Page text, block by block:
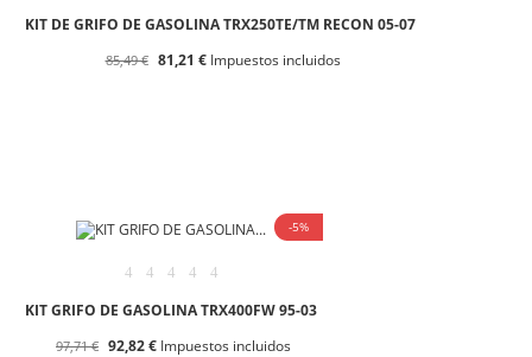
KIT DE GRIFO DE GASOLINA TRX250TE/TM RECON 05-07
85,49 € 81,21 €Impuestos incluidos
-5%
KIT GRIFO DE GASOLINA TRX400FW 95-03
97,71 € 92,82 € Impuestos incluidos